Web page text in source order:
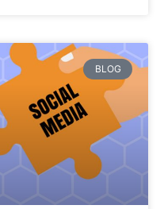
BLOG